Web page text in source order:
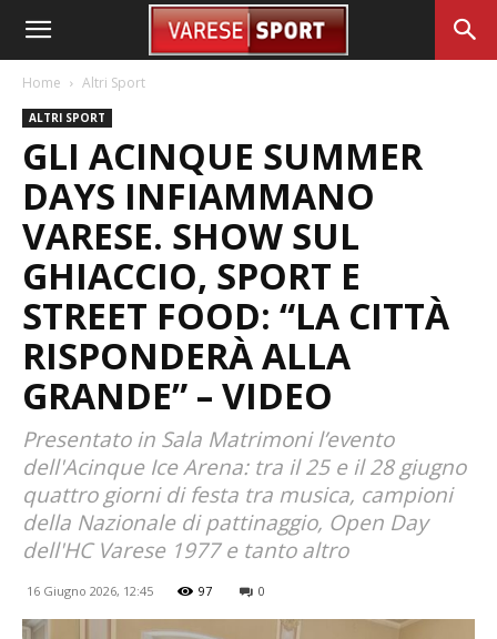
Home Altri Sport
ALTRI SPORT
GLI ACINQUE SUMMER
DAYS INFIAMMANO
VARESE. SHOW SUL
GHIACCIO, SPORT E
STREET FOOD: “LA CITTÀ
RISPONDERÀ ALLA
GRANDE” – VIDEO
Presentato in Sala Matrimoni l’evento
dell'Acinque Ice Arena: tra il 25 e il 28 giugno
quattro giorni di festa tra musica, campioni
della Nazionale di pattinaggio, Open Day
dell'HC Varese 1977 e tanto altro
16 Giugno 2026, 12:45 97 0